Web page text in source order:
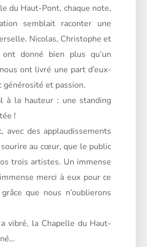
du Haut-Pont, chaque note,
semblait raconter une
Nicolas, Christophe et
donné bien plus qu’un
ont livré une part d’eux-
générosité et passion.
à la hauteur : une standing
!
avec des applaudissements
au cœur, que le public
trois artistes. Un immense
merci à eux pour ce
que nous n’oublierons
vibré, la Chapelle du Haut-